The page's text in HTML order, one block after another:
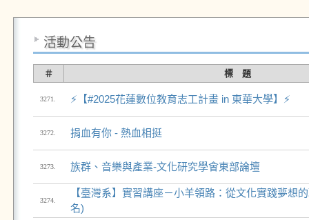
活動公告
＃ 標 題
3271. ⚡️【#2025花蓮數位教育志工計畫 in 東華大學】⚡️
3272. 捐血有你 - 熱血相挺
3273. 族群、音樂與產業-文化研究學會東部論壇
3274.
【臺灣系】實習講座－小羊領路：從文化實踐夢想
名)